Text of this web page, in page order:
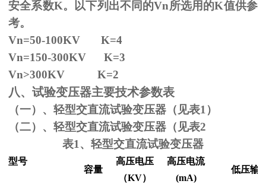
安全系数K。以下列出不同的Vn所选用的K值供参
考。
Vn=50-100KV K=4
Vn=150-300KV K=3
Vn>300KV K=2
八、试验变压器主要技术参数表
（一）、轻型交直流试验变压器（见表1）
（二）、轻型交直流试验变压器（见表2
表1、轻型交直流试验变压器
型号
容量
高压电压
（KV）
高压电流
(mA)
低压输